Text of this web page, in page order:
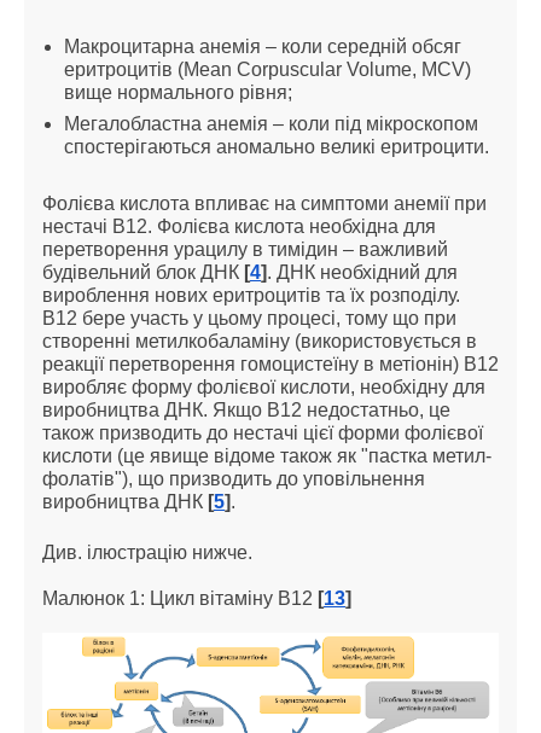
Макроцитарна анемія – коли середній обсяг
еритроцитів (Mean Corpuscular Volume, MCV)
вище нормального рівня;
Мегалобластна анемія – коли під мікроскопом
спостерігаються аномально великі еритроцити.
Фолієва кислота впливає на симптоми анемії при
нестачі В12. Фолієва кислота необхідна для
перетворення урацилу в тимідин – важливий
будівельний блок ДНК [4]. ДНК необхідний для
вироблення нових еритроцитів та їх розподілу.
В12 бере участь у цьому процесі, тому що при
створенні метилкобаламіну (використовується в
реакції перетворення гомоцистеїну в метіонін) В12
виробляє форму фолієвої кислоти, необхідну для
виробництва ДНК. Якщо В12 недостатньо, це
також призводить до нестачі цієї форми фолієвої
кислоти (це явище відоме також як "пастка метил-
фолатів"), що призводить до уповільнення
виробництва ДНК [5].
Див. ілюстрацію нижче.
Малюнок 1: Цикл вітаміну В12 [13]